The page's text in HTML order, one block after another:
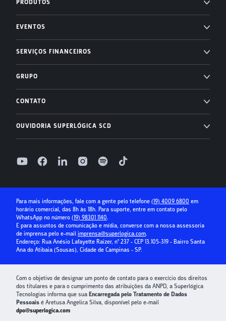
Blog
Suporte
Desenvolvedores
Status
Relatório de Transparência Salarial
Relatório de Transparência Salarial Superlógica Imobiliárias
PRODUTOS
Administração condominial
Módulo Financeiro
Controle de acesso
Superlógica IA
EVENTOS
Superlógica Next
SERVIÇOS FINANCEIROS
Entenda o Inadimplência Zero
Crédito para Condomínios
Paybox
GRUPO
Arbo
CONTATO
Suporte: (19) 4009 6800
OUVIDORIA SUPERLÓGICA SCD
Seg à Sex, das 9h às 18h, exceto feriados
Para mais informações, fale com a gente pelo telefone (19) 4009 6800 em
horário comercial, das 8h às 18h. Para suporte, entre em contato pelo
WhatsApp no número (19) 98301 1140.
E para assuntos de comunicação e mídia, converse com a nossa assessoria
de imprensa pelo e-mail imprensa@superlogica.com.
Endereço: Rua Anésio Lafayette Raizer, nº 237 - CEP 13.105-319 - Bairro Santa
Ana do Atibaia (Sousas), Cidade de Campinas - SP.
Com o objetivo de designar um ponto de contato para o exercício dos direitos
dos titulares e para o cumprimento das atribuições da ANPD, a Superlógica
Tecnologias informa que sua Encarregada pelo Tratamento de Dados
Pessoais é Aretusa Angelica Silva, disponível pelo e-mail
dpo@superlogica.com